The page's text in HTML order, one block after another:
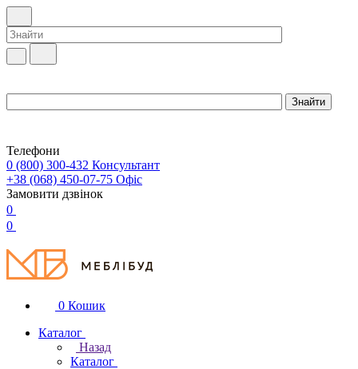
Телефони
0 (800) 300-432 Консультант
+38 (068) 450-07-75 Офіс
Замовити дзвінок
0
0
0 Кошик
Каталог
Назад
Каталог